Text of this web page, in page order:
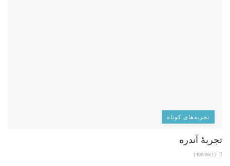
تجربه‌های کوتاه
تجربۀ آندره